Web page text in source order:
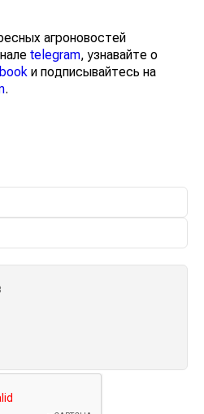
агроновостей
telegram, узнавайте о
и подписывайтесь на
.